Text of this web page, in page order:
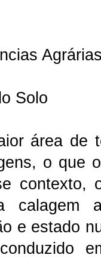
Solo
área de
o que
contexto,
calagem
e estado